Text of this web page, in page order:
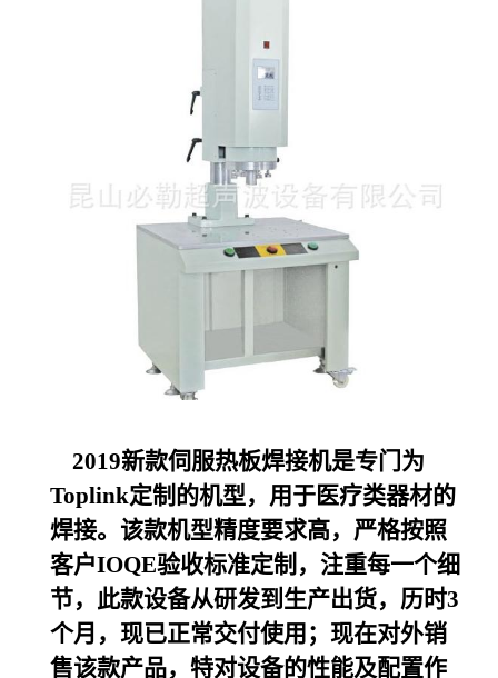
2019新款伺服热板焊接机是专门为
Toplink定制的机型，用于医疗类器材的
焊接。该款机型精度要求高，严格按照
客户IOQE验收标准定制，注重每一个细
节，此款设备从研发到生产出货，历时3
个月，现已正常交付使用；现在对外销
售该款产品，特对设备的性能及配置作